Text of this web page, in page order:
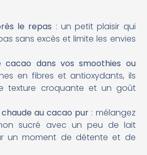
le repas : un petit plaisir qui
sans excès et limite les envies
cacao dans vos smoothies ou
en fibres et antioxydants, ils
texture croquante et un goût
chaude au cacao pur : mélangez
sucré avec un peu de lait
un moment de détente et de